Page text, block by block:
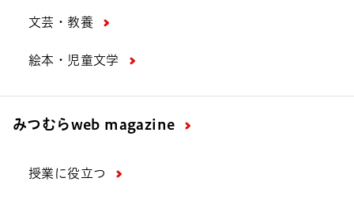
文芸・教養
絵本・児童文学
みつむらweb magazine
授業に役立つ